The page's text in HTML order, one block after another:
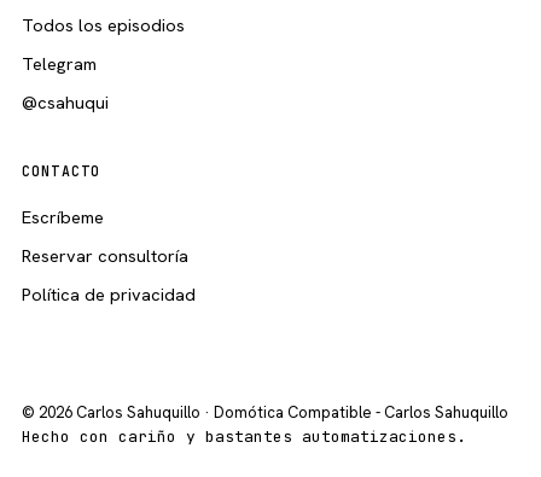
Todos los episodios
Telegram
@csahuqui
CONTACTO
Escríbeme
Reservar consultoría
Política de privacidad
© 2026 Carlos Sahuquillo · Domótica Compatible - Carlos Sahuquillo
Hecho con cariño y bastantes automatizaciones.